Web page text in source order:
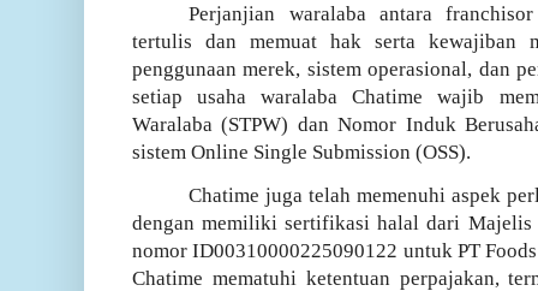
Perjanjian waralaba antara
tertulis dan memuat hak serta kewajiban
penggunaan merek, sistem operasional, dan
setiap usaha waralaba Chatime wajib
Waralaba (STPW) dan Nomor Induk
sistem Online Single Submission (OSS).
Chatime juga telah memenuhi aspek
dengan memiliki sertifikasi halal dari
nomor ID00310000225090122 untuk PT
Chatime mematuhi ketentuan perpajakan,